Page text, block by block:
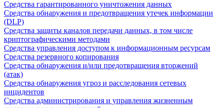
Средства гарантированного уничтожения данных
Средства обнаружения и предотвращения утечек информации
(DLP)
Средства защиты каналов передачи данных, в том числе
криптографическими методами
Средства управления доступом к информационным ресурсам
Средства резервного копирования
Средства обнаружения и/или предотвращения вторжений
(атак)
Средства обнаружения угроз и расследования сетевых
инцидентов
Средства администрирования и управления жизненным